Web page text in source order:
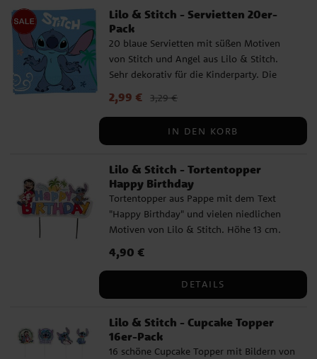
Lilo & Stitch - Servietten 20er-
Pack
20 blaue Servietten mit süßen Motiven
von Stitch und Angel aus Lilo & Stitch.
Sehr dekorativ für die Kinderparty. Die
aufgefaltet 33 x 33 cm groß.
Aktueller Preis
2,99 € 3,29 €
IN DEN KORB
Lilo & Stitch - Tortentopper
Happy Birthday
Tortentopper aus Pappe mit dem Text
"Happy Birthday" und vielen niedlichen
Motiven von Lilo & Stitch. Höhe 13 cm.
Preis: 4,90 €
4,90 €
DETAILS
Lilo & Stitch - Cupcake Topper
16er-Pack
16 schöne Cupcake Topper mit Bildern von